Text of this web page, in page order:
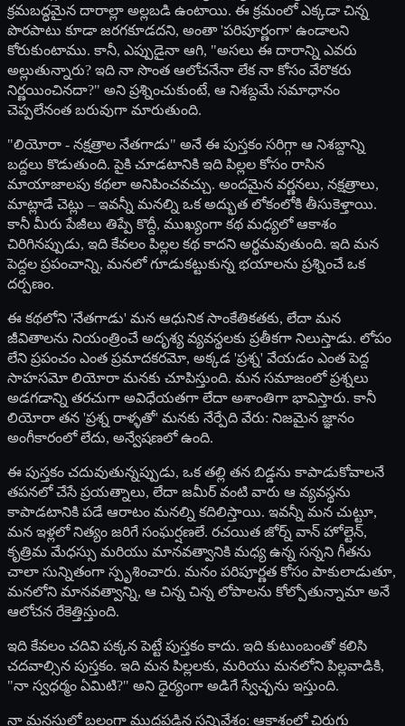
క్రమబద్ధమైన దారాల్లా అల్లబడి ఉంటాయి. ఈ క్రమంలో ఎక్కడా చిన్న
పొరపాటు కూడా జరగకూడదని, అంతా 'పరిపూర్ణంగా' ఉండాలని
కోరుకుంటాము. కానీ, ఎప్పుడైనా ఆగి, "అసలు ఈ దారాన్ని ఎవరు
అల్లుతున్నారు? ఇది నా సొంత ఆలోచనేనా లేక నా కోసం వేరొకరు
నిర్ణయించినదా?" అని ప్రశ్నించుకుంటే, ఆ నిశబ్దమే సమాధానం
చెప్పలేనంత బరువుగా మారుతుంది.
"లియోరా - నక్షత్రాల నేతగాడు" అనే ఈ పుస్తకం సరిగ్గా ఆ నిశబ్దాన్ని
బద్దలు కొడుతుంది. పైకి చూడటానికి ఇది పిల్లల కోసం రాసిన
మాయాజాలపు కథలా అనిపించవచ్చు. అందమైన వర్ణనలు, నక్షత్రాలు,
మాట్లాడే చెట్లు – ఇవన్నీ మనల్ని ఒక అద్భుత లోకంలోకి తీసుకెళ్తాయి.
కానీ మీరు పేజీలు తిప్పే కొద్దీ, ముఖ్యంగా కథ మధ్యలో ఆకాశం
చిరిగినప్పుడు, ఇది కేవలం పిల్లల కథ కాదని అర్థమవుతుంది. ఇది మన
పెద్దల ప్రపంచాన్ని, మనలో గూడుకట్టుకున్న భయాలను ప్రశ్నించే ఒక
దర్పణం.
ఈ కథలోని 'నేతగాడు' మన ఆధునిక సాంకేతికతకు, లేదా మన
జీవితాలను నియంత్రించే అదృశ్య వ్యవస్థలకు ప్రతీకగా నిలుస్తాడు. లోపం
లేని ప్రపంచం ఎంత ప్రమాదకరమో, అక్కడ 'ప్రశ్న' వేయడం ఎంత పెద్ద
సాహసమో లియోరా మనకు చూపిస్తుంది. మన సమాజంలో ప్రశ్నలు
అడగడాన్ని తరచుగా అవిధేయతగా లేదా అశాంతిగా భావిస్తారు. కానీ
లియోరా తన 'ప్రశ్న రాళ్ళతో' మనకు నేర్పేది వేరు: నిజమైన జ్ఞానం
అంగీకారంలో లేదు, అన్వేషణలో ఉంది.
ఈ పుస్తకం చదువుతున్నప్పుడు, ఒక తల్లి తన బిడ్డను కాపాడుకోవాలనే
తపనలో చేసే ప్రయత్నాలు, లేదా జమీర్ వంటి వారు ఆ వ్యవస్థను
కాపాడటానికి పడే ఆరాటం మనల్ని కదిలిస్తాయి. ఇవన్నీ మన చుట్టూ,
మన ఇళ్లలో నిత్యం జరిగే సంఘర్షణలే. రచయిత జోర్న్ వాన్ హోల్టెన్,
కృత్రిమ మేధస్సు మరియు మానవత్వానికి మధ్య ఉన్న సన్నని గీతను
చాలా సున్నితంగా స్పృశించారు. మనం పరిపూర్ణత కోసం పాకులాడుతూ,
మనలోని మానవత్వాన్ని, ఆ చిన్న చిన్న లోపాలను కోల్పోతున్నామా అనే
ఆలోచన రేకెత్తిస్తుంది.
ఇది కేవలం చదివి పక్కన పెట్టే పుస్తకం కాదు. ఇది కుటుంబంతో కలిసి
చదవాల్సిన పుస్తకం. ఇది మన పిల్లలకు, మరియు మనలోని పిల్లవాడికి,
"నా స్వధర్మం ఏమిటి?" అని ధైర్యంగా అడిగే స్వేచ్ఛను ఇస్తుంది.
నా మనసులో బలంగా ముద్రపడిన సన్నివేశం: ఆకాశంలో చిరుగు